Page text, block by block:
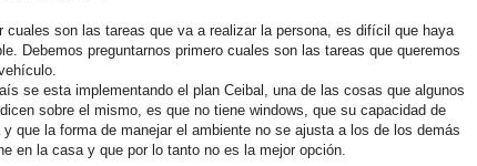
cuales son las tareas que va a realizar la persona, es difícil que haya
Debemos preguntarnos primero cuales son las tareas que queremos
se esta implementando el plan Ceibal, una de las cosas que algunos
sobre el mismo, es que no tiene windows, que su capacidad de
que la forma de manejar el ambiente no se ajusta a los de los demás
en la casa y que por lo tanto no es la mejor opción.